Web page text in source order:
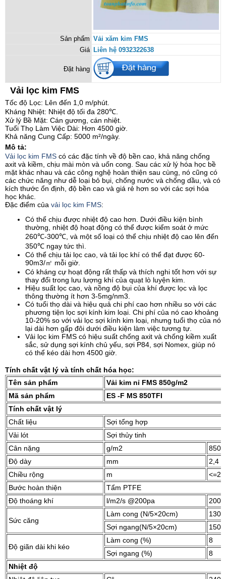
Sản phẩm Vải xăm kim FMS
Giá Liên hệ 0932322638
Đặt hàng
Vải lọc kim FMS
Tốc độ Lọc: Lên đến 1,0 m/phút.
Kháng Nhiệt: Nhiệt độ tối đa 280℃.
Xử lý Bề Mặt: Cán gương, cán nhiệt.
Tuổi Thọ Làm Việc Dài: Hơn 4500 giờ.
Khả năng Cung Cấp: 5000 m²/ngày.
Mô tả:
Vải lọc kim FMS có các đặc tính về độ bền cao, khả năng chống
axit và kiềm, chịu mài mòn và uốn cong. Sau các xử lý hóa học bề
mặt khác nhau và các công nghệ hoàn thiện sau cùng, nó cũng có
các chức năng như dễ loại bỏ bụi, chống nước và chống dầu, và có
kích thước ổn định, độ bền cao và giá rẻ hơn so với các sợi hóa
học khác.
Đặc điểm của vải lọc kim FMS:
Có thể chịu được nhiệt độ cao hơn. Dưới điều kiện bình
thường, nhiệt độ hoạt động có thể được kiểm soát ở mức
260℃-300℃, và một số loại có thể chịu nhiệt độ cao lên đến
350℃ ngay tức thì.
Có thể chịu tải lọc cao, và tải lọc khí có thể đạt được 60-
90m3/㎡ mỗi giờ.
Có kháng cự hoạt động rất thấp và thích nghi tốt hơn với sự
thay đổi trong lưu lượng khí của quạt lò luyện kim.
Hiệu suất lọc cao, và nồng độ bụi của khí được lọc và lọc
thông thường ít hơn 3-5mg/nm3.
Có tuổi thọ dài và hiệu quả chi phí cao hơn nhiều so với các
phương tiện lọc sợi kính kim loại. Chi phí của nó cao khoảng
10-20% so với vải lọc sợi kính kim loại, nhưng tuổi thọ của nó
lại dài hơn gấp đôi dưới điều kiện làm việc tương tự.
Vải lọc kim FMS có hiệu suất chống axit và chống kiềm xuất
sắc, sử dụng sợi kính chủ yếu, sợi P84, sợi Nomex, giúp nó
có thể kéo dài hơn 4500 giờ.
Tính chất vật lý và tính chất hóa học:
Tên sản phẩm
Vải kim nỉ FMS 850g/m2
Mã sản phẩm
ES -F MS 850TFI
Tính chất vật lý
Chất liệu
Sợi tổng hợp
Vải lót
Sợi thủy tinh
Cân nặng
g/m2
850
Độ dày
mm
2,4
Chiều rộng
m
Bước hoàn thiện
Tẩm PTFE
Độ thoáng khí
l/m2/s @200pa 200
Sức căng
Làm cong (N/5×20cm)
1300
Sợi ngang(N/5×20cm)
1500
Độ giãn dài khi kéo
Làm cong (%)
8
Sợi ngang (%)
8
Nhiệt độ